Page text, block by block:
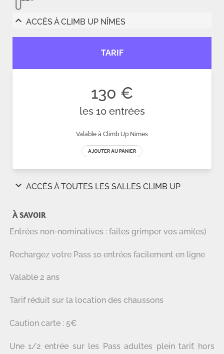
À SAVOIR
Entrées non-nominatives : faites grimper vos ami(es)
Rechargez votre Pass 10 entrées facilement en ligne
Valable 2 ans
Tarif réduit sur la location des chaussons
Caution carte : 5€
Une 1/2 entrée sur les Pass adultes plein tarif, hors